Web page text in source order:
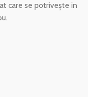
care se potrivește in